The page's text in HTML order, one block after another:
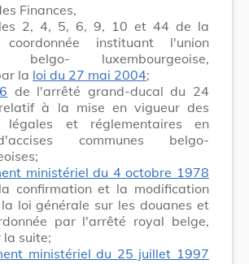
Finances,
2, 4, 5, 6, 9, 10 et 44 de la
coordonnée instituant l'union
belgo- luxembourgeoise,
la loi du 27 mai 2004;
de l'arrêté grand-ducal du 24
à la mise en vigueur des
légales et réglementaires en
communes belgo-
ministériel du 4 octobre 1978
confirmation et la modification
loi générale sur les douanes et
par l'arrêté royal belge,
la suite;
ministériel du 25 juillet 1997